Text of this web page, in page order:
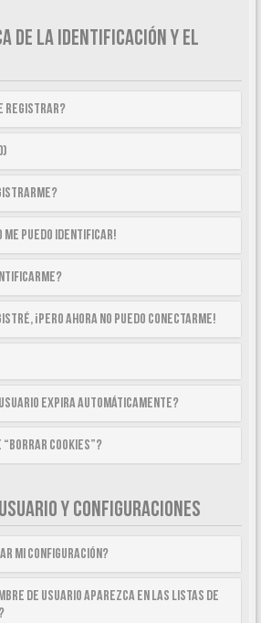
DE LA IDENTIFICACIÓN Y EL
registrar?
me puedo identificar!
¡pero ahora no puedo conectarme!
usuario expira automáticamente?
“Borrar cookies”?
Y CONFIGURACIONES
mi configuración?
de usuario aparezca en las listas de